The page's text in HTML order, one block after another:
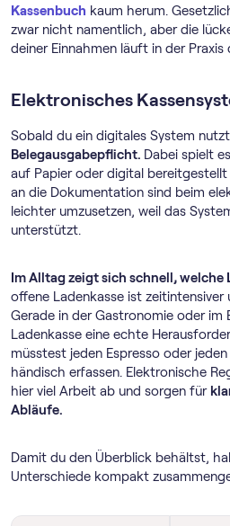
Kassenbuch kaum herum.
zwar nicht namentlich, aber die
deiner Einnahmen läuft in der Praxis
Elektronisches
Sobald du ein digitales System
Belegausgabepflicht. Dabei spielt
auf Papier oder digital
an die Dokumentation sind beim
leichter umzusetzen, weil das
unterstützt.
Im Alltag zeigt sich schnell,
offene Ladenkasse ist zeitintensiver
Gerade in der Gastronomie oder im
Ladenkasse eine echte
müsstest jeden Espresso oder
händisch erfassen. Elektronische
hier viel Arbeit ab und sorgen für
Abläufe.
Damit du den Überblick behältst,
Unterschiede kompakt